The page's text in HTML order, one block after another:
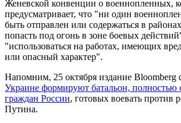
Женевской конвенции о военнопленных,
предусматривает, что "ни один
быть отправлен или содержаться в
попасть под огонь в зоне боевых
"использоваться на работах, имеющих
или опасный характер".
Напомним, 25 октября издание Bloomberg
Украине формируют батальон, полностью
граждан России, готовых воевать против
Путина.